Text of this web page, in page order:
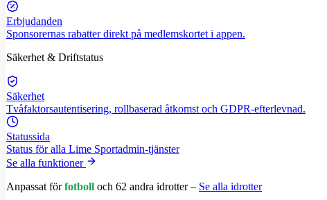
Erbjudanden
Sponsorernas rabatter direkt på medlemskortet i appen.
Säkerhet & Driftstatus
Säkerhet
Tvåfaktorsautentisering, rollbaserad åtkomst och GDPR-efterlevnad.
Statussida
Status för alla Lime Sportadmin-tjänster
Se alla funktioner
Anpassat förfotboll och 62 andra idrotter – Se alla idrotter